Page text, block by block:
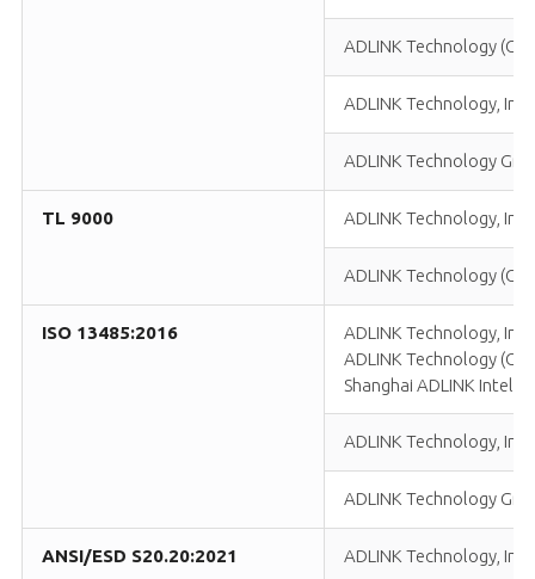
ADLINK Technology
ADLINK Technology, Inc.
ADLINK Technology
TL 9000 ADLINK Technology,
ADLINK Technology
ISO 13485:2016
ADLINK Technology,
ADLINK Technology
Shanghai ADLINK
ADLINK Technology, Inc.
ADLINK Technology
ANSI/ESD S20.20:2021 ADLINK Technology,